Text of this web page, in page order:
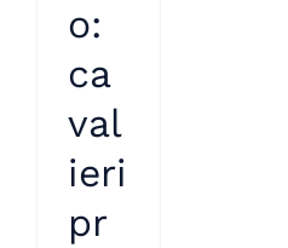
o:
ca
val
ieri
pr